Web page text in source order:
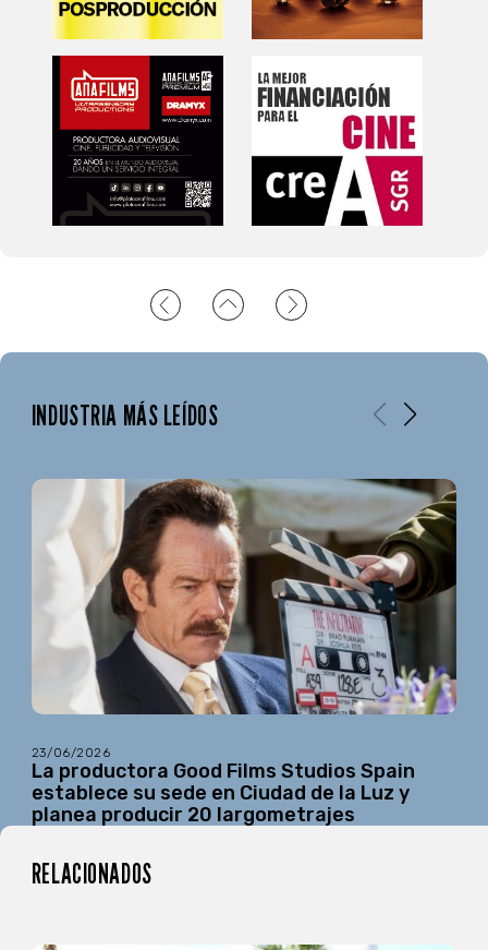
INDUSTRIA MÁS LEÍDOS
23/06/2026
La productora Good Films Studios Spain
establece su sede en Ciudad de la Luz y
planea producir 20 largometrajes
RELACIONADOS